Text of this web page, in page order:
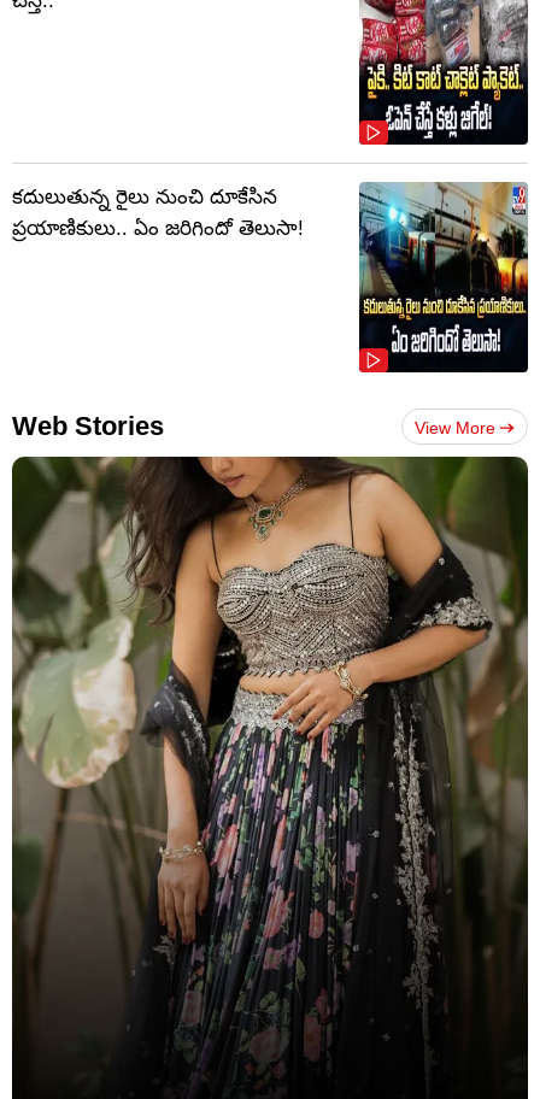
కదులుతున్న రైలు నుంచి దూకేసిన
ప్రయాణికులు.. ఏం జరిగిందో తెలుసా!
Web Stories View More